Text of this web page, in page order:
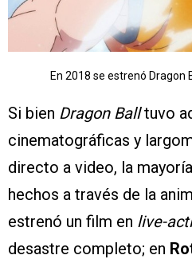
En 2018 se estrenó Dragon
Si bien Dragon Balltuvo
cinematográficas y
directo a video, la
hechos a través de la
estrenó un film en live-
desastre completo; en